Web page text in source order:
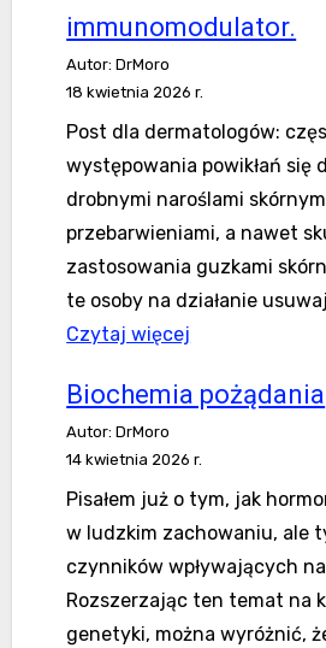
zamykają
immunomodulator.
Autor: DrMoro
18 kwietnia 2026 r.
Post dla dermatologów:
występowania powikłań się
drobnymi naroślami
przebarwieniami, a nawet
zastosowania guzkami
te osoby na działanie
Czytaj więcej
Krem-
Biochemia pożądania
Autor: DrMoro
14 kwietnia 2026 r.
Pisałem już o tym, jak
w ludzkim zachowaniu, ale
czynników wpływających
Rozszerzając ten temat na
genetyki, można wyróżnić,